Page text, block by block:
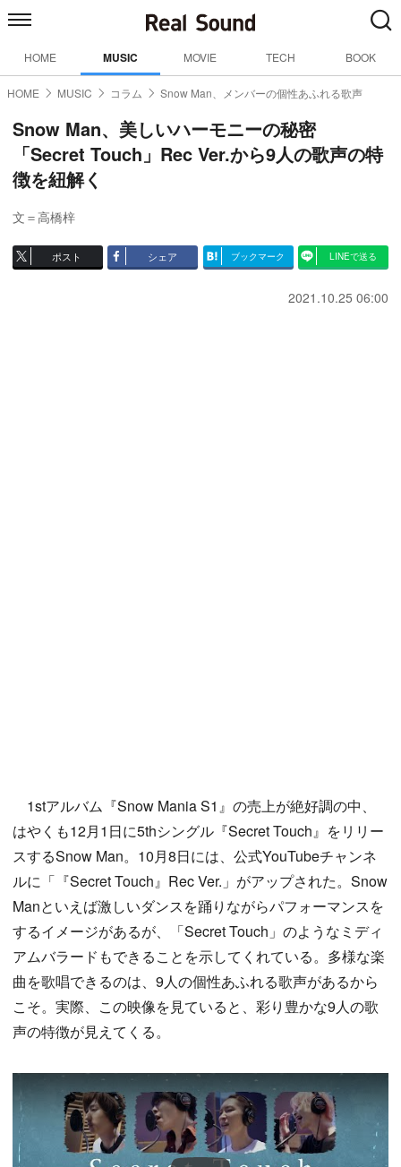
HOME MUSIC MOVIE TECH BOOK
HOME MUSIC コラム Snow Man、メンバーの個性あふれる歌声
Snow Man、美しいハーモニーの秘密
「Secret Touch」Rec Ver.から9人の歌声の特
徴を紐解く
文＝高橋梓
ポスト シェア ブックマーク LINEで送る
2021.10.25 06:00
1stアルバム『Snow Mania S1』の売上が絶好調の中、
はやくも12月1日に5thシングル『Secret Touch』をリリー
スするSnow Man。10月8日には、公式YouTubeチャンネ
ルに「『Secret Touch』Rec Ver.」がアップされた。Snow
Manといえば激しいダンスを踊りながらパフォーマンスを
するイメージがあるが、「Secret Touch」のようなミディ
アムバラードもできることを示してくれている。多様な楽
曲を歌唱できるのは、9人の個性あふれる歌声があるから
こそ。実際、この映像を見ていると、彩り豊かな9人の歌
声の特徴が見えてくる。